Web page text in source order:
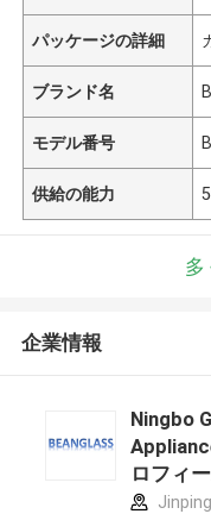
パッケージの詳細
ブランド名
モデル番号
供給の能力
多
企業情報
Ningbo
ロフィ